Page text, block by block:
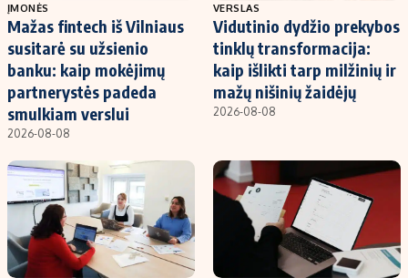
ĮMONĖS
Mažas fintech iš Vilniaus
susitarė su užsienio
banku: kaip mokėjimų
partnerystės padeda
smulkiam verslui
2026-08-08
VERSLAS
Vidutinio dydžio prekybos
tinklų transformacija:
kaip išlikti tarp milžinių ir
mažų nišinių žaidėjų
2026-08-08